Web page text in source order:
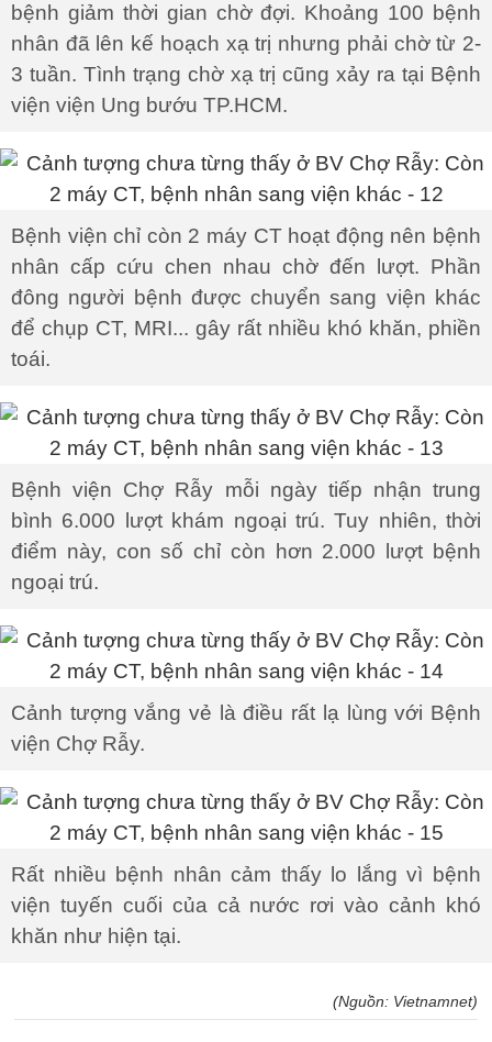
bệnh giảm thời gian chờ đợi. Khoảng 100 bệnh
nhân đã lên kế hoạch xạ trị nhưng phải chờ từ 2-
3 tuần. Tình trạng chờ xạ trị cũng xảy ra tại Bệnh
viện viện Ung bướu TP.HCM.
Bệnh viện chỉ còn 2 máy CT hoạt động nên bệnh
nhân cấp cứu chen nhau chờ đến lượt. Phần
đông người bệnh được chuyển sang viện khác
để chụp CT, MRI... gây rất nhiều khó khăn, phiền
toái.
Bệnh viện Chợ Rẫy mỗi ngày tiếp nhận trung
bình 6.000 lượt khám ngoại trú. Tuy nhiên, thời
điểm này, con số chỉ còn hơn 2.000 lượt bệnh
ngoại trú.
Cảnh tượng vắng vẻ là điều rất lạ lùng với Bệnh
viện Chợ Rẫy.
Rất nhiều bệnh nhân cảm thấy lo lắng vì bệnh
viện tuyến cuối của cả nước rơi vào cảnh khó
khăn như hiện tại.
(Nguồn: Vietnamnet)